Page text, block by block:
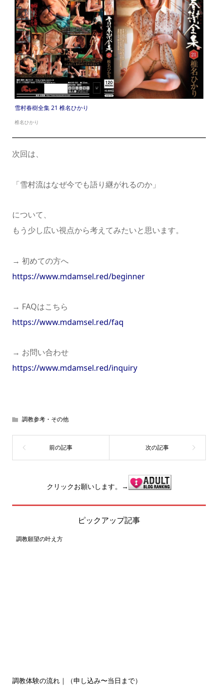
雪村春樹全集 21 椎名ひかり
椎名ひかり
次回は、
「雪村流はなぜ今でも語り継がれるのか」
について、
もう少し広い視点から考えてみたいと思います。
→ 初めての方へ
https://www.mdamsel.red/beginner
→ FAQはこちら
https://www.mdamsel.red/faq
→ お問い合わせ
https://www.mdamsel.red/inquiry
調教参考・その他
クリックお願いします。→
ピックアップ記事
調教願望の叶え方
調教体験の流れ｜（申し込み〜当日まで）